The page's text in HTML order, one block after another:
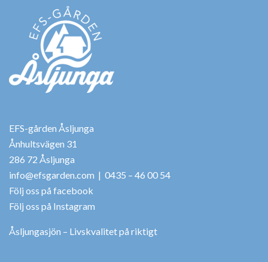
EFS-gården Åsljunga
Ånhultsvägen 31
286 72 Åsljunga
info@efsgarden.com | 0435 – 46 00 54
Följ oss på facebook
Följ oss på Instagram
Åsljungasjön – Livskvalitet på riktigt